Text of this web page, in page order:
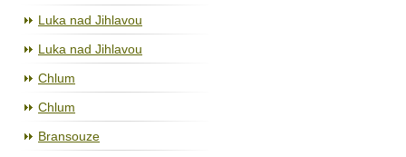
Luka nad Jihlavou
Luka nad Jihlavou
Chlum
Chlum
Bransouze